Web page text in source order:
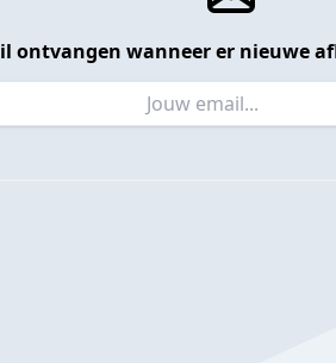
ontvangen wanneer er nieuwe